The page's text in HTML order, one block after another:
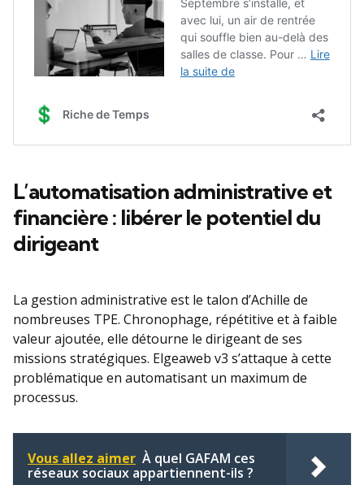
L’automatisation administrative et
financière : libérer le potentiel du
dirigeant
La gestion administrative est le talon d’Achille de
nombreuses TPE. Chronophage, répétitive et à faible
valeur ajoutée, elle détourne le dirigeant de ses
missions stratégiques. Elgeaweb v3 s’attaque à cette
problématique en automatisant un maximum de
processus.
Vous allez aimer À quel GAFAM ces
réseaux sociaux appartiennent-ils ?